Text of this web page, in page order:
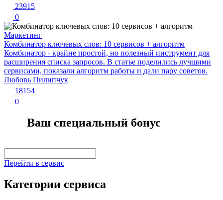
23915
0
Маркетинг
Комбинатор ключевых слов: 10 сервисов + алгоритм
Комбинатор - крайне простой, но полезный инструмент для
расширения списка запросов. В статье поделились лучшими
сервисами, показали алгоритм работы и дали пару советов.
Любовь Пилипчук
18154
0
Ваш специальный бонус
Перейти в сервис
Категории сервиса